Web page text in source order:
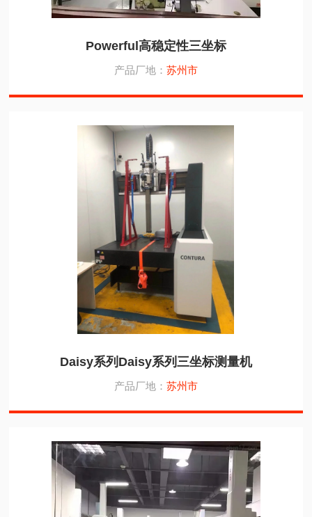
Powerful高稳定性三坐标
产品厂地： 苏州市
Daisy系列Daisy系列三坐标测量机
产品厂地： 苏州市